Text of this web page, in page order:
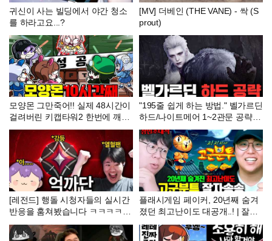
귀신이 사는 빌딩에서 야간 청소
를 하라고요...?
[MV] 더베인 (THE VANE) - 싹 (S
prout)
모양몬 그만죽어!! 실제 48시간이
걸려버린 키캡타워2 한번에 깨기
ㅋㅋ
"195줄 쉽게 하는 방법." 벨가르딘
하드/나이트메어 1~2관문 공략
[로스트아크]
[레전드] 행돌 시청자들의 실시간
반응을 훔쳐봤습니다 ㅋㅋㅋㅋㅋ
ㅋㅋㅋㅋ
플래시게임 페이커, 20년째 숨겨
졌던 최고난이도 대공개..! | 잘자
송송 장인초대석 [테스터훈]